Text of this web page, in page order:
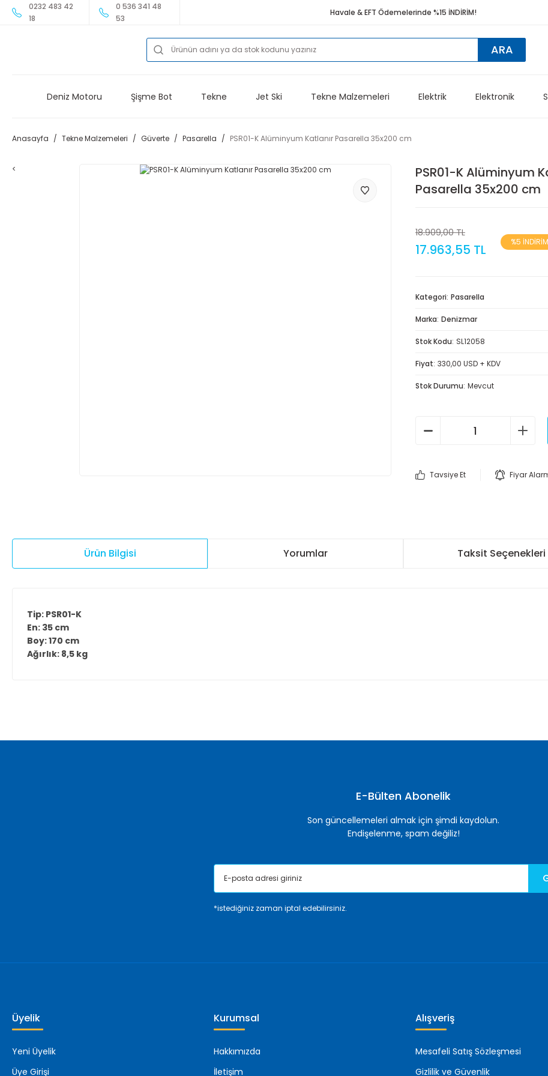
0232 483 42
18
0 536 341 48
53
Havale & EFT Ödemelerinde %15 İNDİRİM!
ARA
Deniz Motoru Şişme Bot Tekne Jet Ski Tekne Malzemeleri Elektrik Elektronik
Anasayfa Tekne Malzemeleri Güverte Pasarella PSR01-K Alüminyum Katlanır Pasarella 35x200 cm
<
PSR01-K Alüminyum
Pasarella 35x200 cm
18.909,00 TL
17.963,55 TL %5 İNDİRİM
Kategori Pasarella
Marka Denizmar
Stok Kodu SL12058
Fiyat 330,00 USD + KDV
Stok Durumu Mevcut
Tavsiye Et Fiyar
Ürün Bilgisi Yorumlar Taksit Seçenekleri
Tip: PSR01-K
En: 35 cm
Boy: 170 cm
Ağırlık: 8,5 kg
E-Bülten Abonelik
Son güncellemeleri almak için şimdi kaydolun.
Endişelenme, spam değiliz!
*istediğiniz zaman iptal edebilirsiniz.
Üyelik
Yeni Üyelik
Üye Girişi
Kurumsal
Hakkımızda
İletişim
Alışveriş
Mesafeli Satış Sözleşmesi
Gizlilik ve Güvenlik